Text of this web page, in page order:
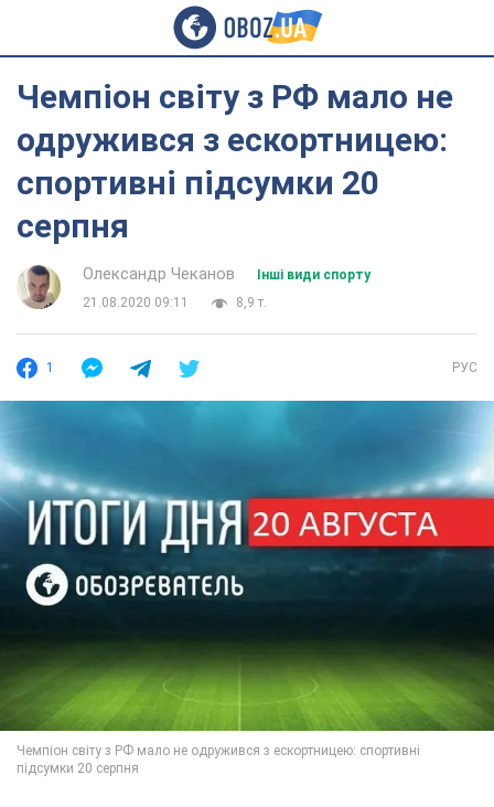
Чемпіон світу з РФ мало не
одружився з ескортницею:
спортивні підсумки 20
серпня
Олександр Чеканов
Інші види спорту
21.08.2020 09:11
8,9 т.
1 РУС